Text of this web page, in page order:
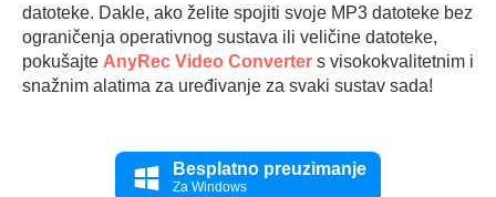
datoteke. Dakle, ako želite spojiti svoje MP3 datoteke bez
ograničenja operativnog sustava ili veličine datoteke,
pokušajte AnyRec Video Converter s visokokvalitetnim i
snažnim alatima za uređivanje za svaki sustav sada!
Besplatno preuzimanje
Za Windows